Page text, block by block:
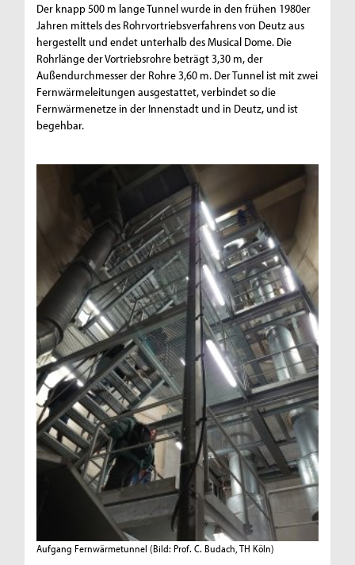
Der knapp 500 m lange Tunnel wurde in den frühen 1980er
Jahren mittels des Rohrvortriebsverfahrens von Deutz aus
hergestellt und endet unterhalb des Musical Dome. Die
Rohrlänge der Vortriebsrohre beträgt 3,30 m, der
Außendurchmesser der Rohre 3,60 m. Der Tunnel ist mit zwei
Fernwärmeleitungen ausgestattet, verbindet so die
Fernwärmenetze in der Innenstadt und in Deutz, und ist
begehbar.
Aufgang Fernwärmetunnel (Bild: Prof. C. Budach, TH Köln)